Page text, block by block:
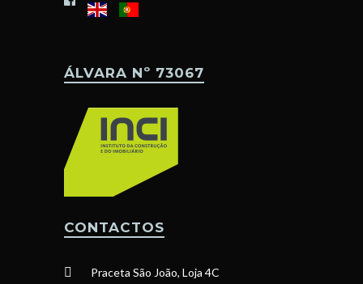
ÁLVARA Nº 73067
CONTACTOS
Praceta São João, Loja 4C